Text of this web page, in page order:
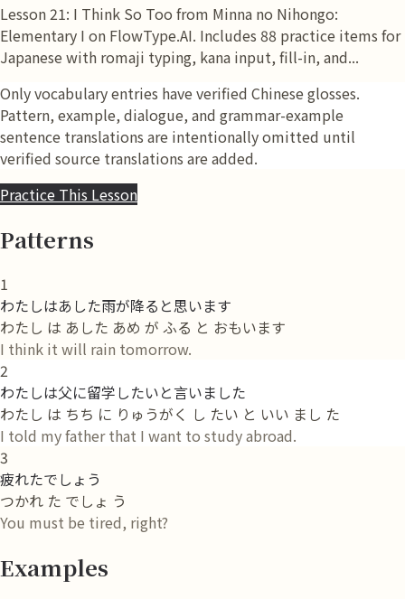
Lesson 21: I Think So Too from Minna no Nihongo:
Elementary I on FlowType.AI. Includes 88 practice items for
Japanese with romaji typing, kana input, fill-in, and...
Only vocabulary entries have verified Chinese glosses.
Pattern, example, dialogue, and grammar-example
sentence translations are intentionally omitted until
verified source translations are added.
Practice This Lesson
Patterns
1
わたしはあした雨が降ると思います
わたし は あした あめ が ふる と おもいます
I think it will rain tomorrow.
2
わたしは父に留学したいと言いました
わたし は ちち に りゅうがく し たい と いい まし た
I told my father that I want to study abroad.
3
疲れたでしょう
つかれ た でしょ う
You must be tired, right?
Examples